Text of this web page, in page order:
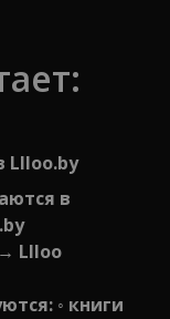
LIloo.by
в
LIloo
◦ книги